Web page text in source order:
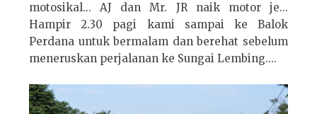
motosikal... AJ dan Mr. JR naik motor je...
Hampir 2.30 pagi kami sampai ke Balok
Perdana untuk bermalam dan berehat sebelum
meneruskan perjalanan ke Sungai Lembing....